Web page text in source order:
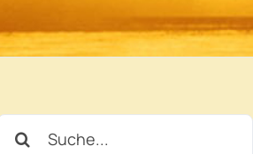
Bücher
Videos
nach: